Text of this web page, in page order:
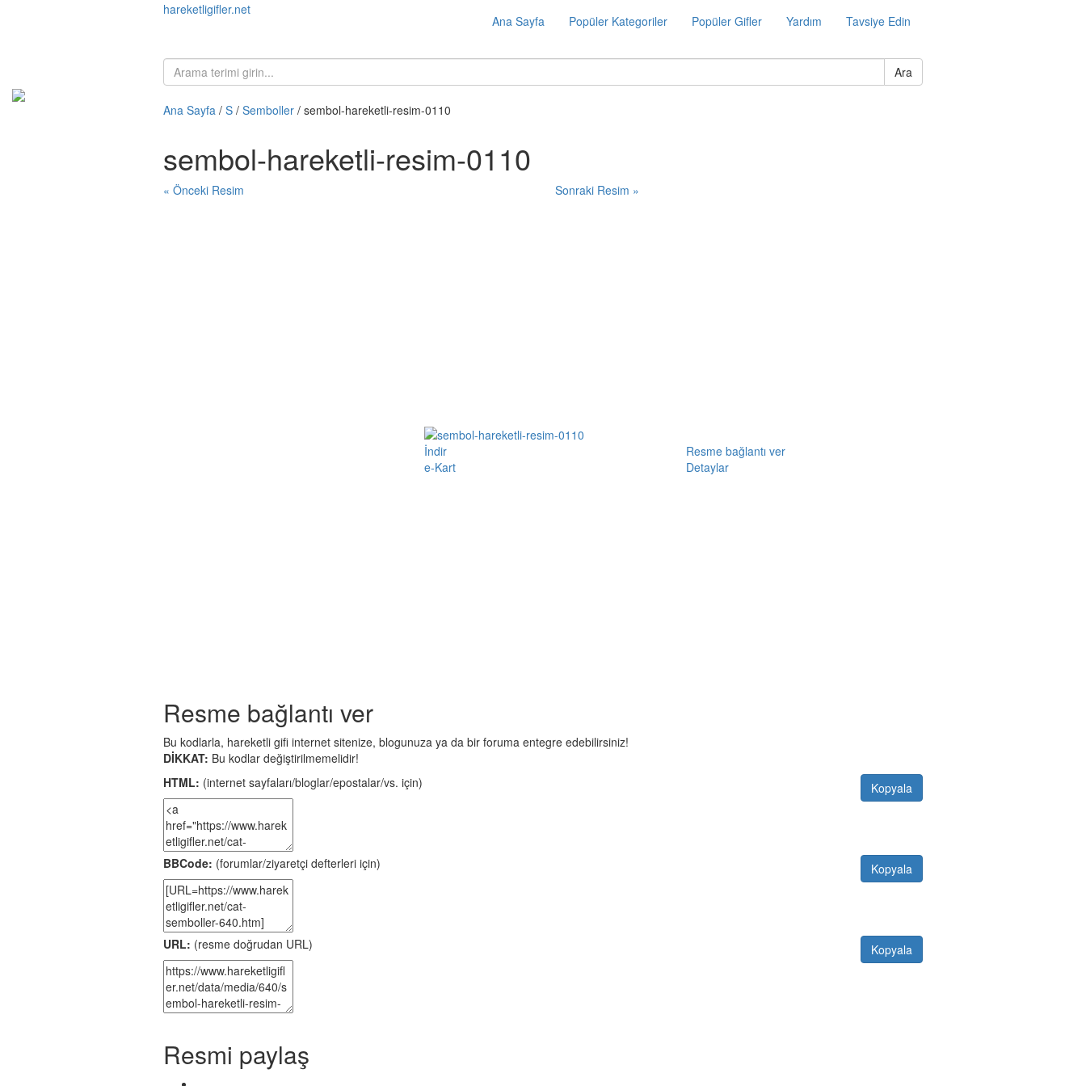
hareketligifler.net
Ana Sayfa Popüler Kategoriler Popüler Gifler Yardım Tavsiye Edin
Ara
Ana Sayfa / S / Semboller / sembol-hareketli-resim-0110
sembol-hareketli-resim-0110
« Önceki Resim Sonraki Resim »
İndir
Resme bağlantı ver
e-Kart
Detaylar
Resme bağlantı ver
Bu kodlarla, hareketli gifi internet sitenize, blogunuza ya da bir foruma entegre edebilirsiniz!
DİKKAT: Bu kodlar değiştirilmemelidir!
HTML: (internet sayfaları/bloglar/epostalar/vs. için) Kopyala
BBCode: (forumlar/ziyaretçi defterleri için) Kopyala
URL: (resme doğrudan URL) Kopyala
Resmi paylaş